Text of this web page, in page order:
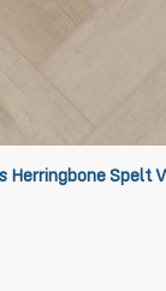
Herringbone Spelt